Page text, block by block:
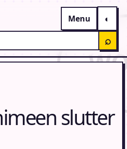
Menu
⌕
slutter